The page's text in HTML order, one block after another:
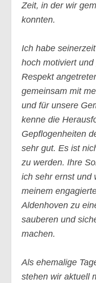
Zeit, in der wir
konnten.
Ich habe
hoch motiviert
Respekt
gemeinsam mit
und für unsere
kenne die
Gepflogenheiten
sehr gut. Es ist
zu werden. Ihre
ich sehr ernst und
meinem
Aldenhoven zu
sauberen und
machen.
Als ehemalige
stehen wir aktuell